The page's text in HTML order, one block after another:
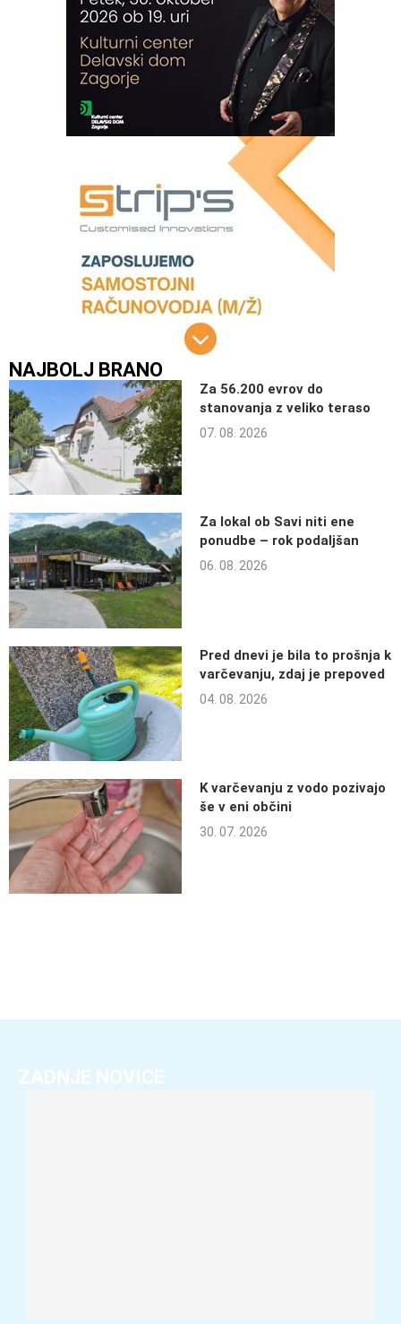
NAJBOLJ BRANO
Za 56.200 evrov do
stanovanja z veliko teraso
07. 08. 2026
Za lokal ob Savi niti ene
ponudbe – rok podaljšan
06. 08. 2026
Pred dnevi je bila to prošnja k
varčevanju, zdaj je prepoved
04. 08. 2026
K varčevanju z vodo pozivajo
še v eni občini
30. 07. 2026
ZADNJE NOVICE